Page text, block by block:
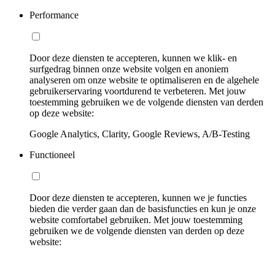
Performance
Door deze diensten te accepteren, kunnen we klik- en
surfgedrag binnen onze website volgen en anoniem
analyseren om onze website te optimaliseren en de algehele
gebruikerservaring voortdurend te verbeteren. Met jouw
toestemming gebruiken we de volgende diensten van derden
op deze website:
Google Analytics, Clarity, Google Reviews, A/B-Testing
Functioneel
Door deze diensten te accepteren, kunnen we je functies
bieden die verder gaan dan de basisfuncties en kun je onze
website comfortabel gebruiken. Met jouw toestemming
gebruiken we de volgende diensten van derden op deze
website: